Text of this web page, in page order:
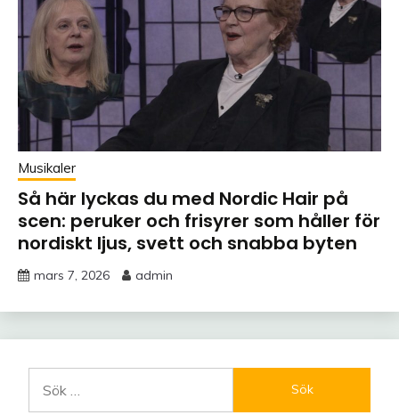
Musikaler
Så här lyckas du med Nordic Hair på
scen: peruker och frisyrer som håller för
nordiskt ljus, svett och snabba byten
mars 7, 2026 admin
efter: